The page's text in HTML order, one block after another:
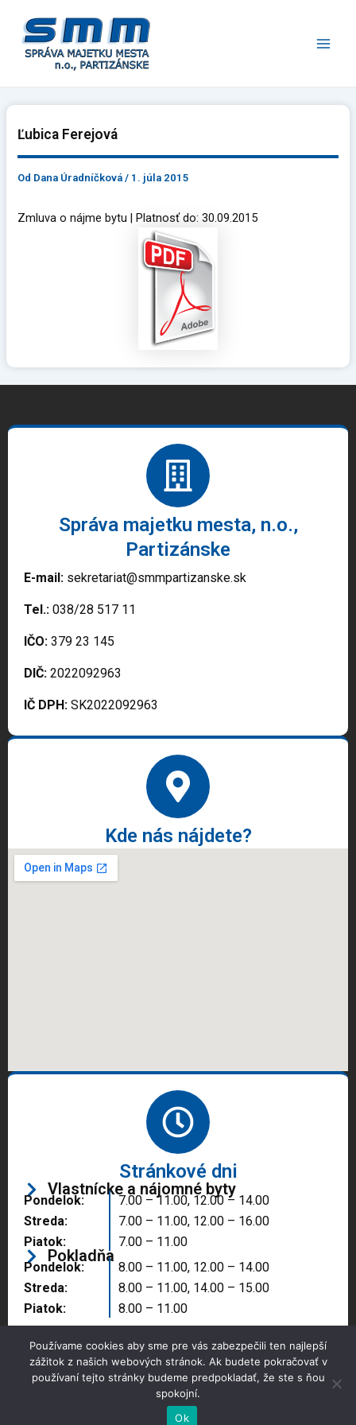
obsah
Ľubica Ferejová
Od Dana Úradníčková/ 1. júla 2015
Zmluva o nájme bytu | Platnosť do: 30.09.2015
Správa majetku mesta, n.o.,
Partizánske
E-mail: sekretariat@smmpartizanske.sk
Tel.: 038/28 517 11
IČO: 379 23 145
DIČ: 2022092963
IČ DPH: SK2022092963
Kde nás nájdete?
Stránkové dni
Vlastnícke a nájomné byty
Pondelok:
Streda:
Piatok:
7.00 – 11.00, 12.00 – 14.00
7.00 – 11.00, 12.00 – 16.00
7.00 – 11.00
Pokladňa
Pondelok:
Streda:
Piatok:
8.00 – 11.00, 12.00 – 14.00
8.00 – 11.00, 14.00 – 15.00
8.00 – 11.00
Copyright © 2025 Správa majetku mesta, n.o.,
Partizánske
Používame cookies aby sme pre vás zabezpečili ten najlepší
zážitok z našich webových stránok. Ak budete pokračovať v
používaní tejto stránky budeme predpokladať, že ste s ňou
spokojní.
Ok